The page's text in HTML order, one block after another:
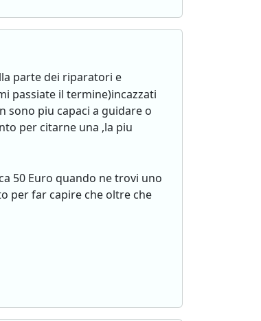
parte dei riparatori e
passiate il termine)incazzati
sono piu capaci a guidare o
per citarne una ,la piu
50 Euro quando ne trovi uno
per far capire che oltre che